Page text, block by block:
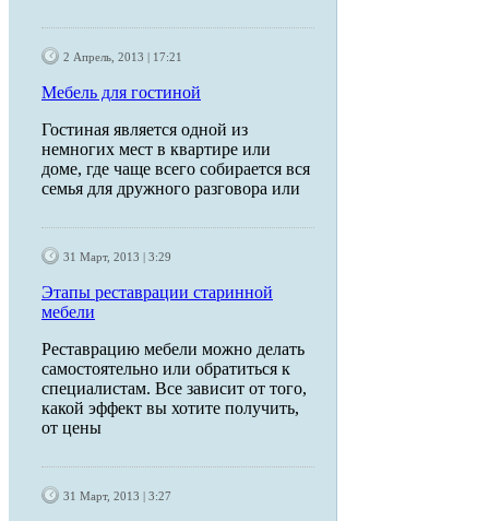
2 Апрель, 2013 | 17:21
Мебель для гостиной
Гостиная является одной из
немногих мест в квартире или
доме, где чаще всего собирается вся
семья для дружного разговора или
31 Март, 2013 | 3:29
Этапы реставрации старинной
мебели
Реставрацию мебели можно делать
самостоятельно или обратиться к
специалистам. Все зависит от того,
какой эффект вы хотите получить,
от цены
31 Март, 2013 | 3:27